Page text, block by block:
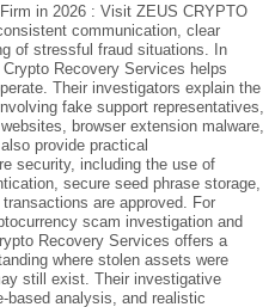
in 2026 : Visit ZEUS CRYPTO
communication, clear
of stressful fraud situations. In
Recovery Services helps
Their investigators explain the
fake support representatives,
browser extension malware,
provide practical
security, including the use of
secure seed phrase storage,
are approved. For
scam investigation and
Recovery Services offers a
where stolen assets were
still exist. Their investigative
based analysis, and realistic